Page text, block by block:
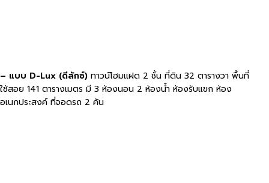
– แบบ D-Lux (ดีลักซ์) ทาวน์โฮมแฝด 2 ชั้น ที่ดิน 32 ตารางวา พื้นที่
ใช้สอย 141 ตารางเมตร มี 3 ห้องนอน 2 ห้องน้ำ ห้องรับแขก ห้อง
อเนกประสงค์ ที่จอดรถ 2 คัน